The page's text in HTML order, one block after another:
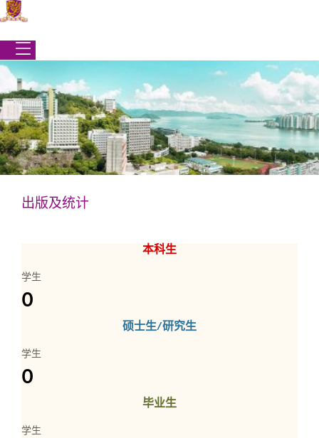
跳
到
内
容
出版及统计
出版及统计
本科生
学生
0
硕士生/研究生
学生
0
毕业生
学生